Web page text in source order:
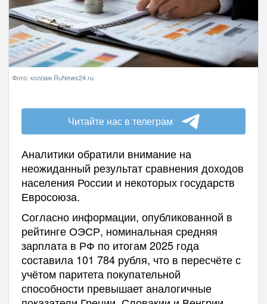
Фото: коллаж RuNews24.ru
Читайте нас в телеграм
Аналитики обратили внимание на
неожиданный результат сравнения доходов
населения России и некоторых государств
Евросоюза.
Согласно информации, опубликованной в
рейтинге ОЭСР, номинальная средняя
зарплата в РФ по итогам 2025 года
составила 101 784 рубля, что в пересчёте с
учётом паритета покупательной
способности превышает аналогичные